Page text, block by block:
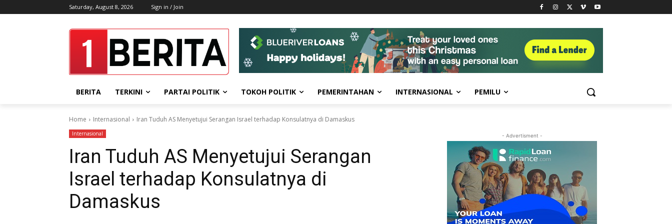
Saturday, August 8, 2026 Sign in / Join
BERITA TERKINI PARTAI POLITIK TOKOH POLITIK PEMERINTAHAN INTERNASIONAL PEMILU
Home Internasional Iran Tuduh AS Menyetujui Serangan Israel terhadap Konsulatnya di Damaskus
Internasional
Iran Tuduh AS Menyetujui Serangan
Israel terhadap Konsulatnya di
Damaskus
- Advertisment -